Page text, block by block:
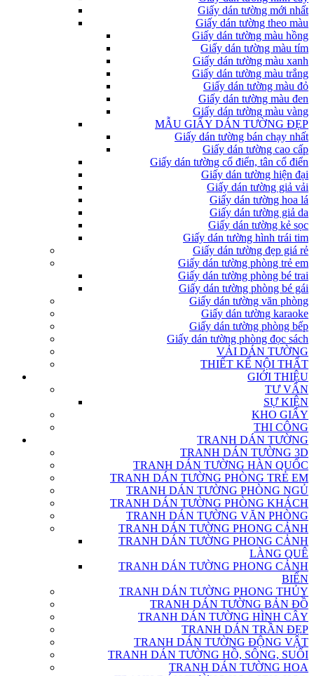
Giấy dán tường mới nhất
Giấy dán tường theo màu
Giấy dán tường màu hồng
Giấy dán tường màu tím
Giấy dán tường màu xanh
Giấy dán tường màu trắng
Giấy dán tường màu đỏ
Giấy dán tường màu đen
Giấy dán tường màu vàng
MẪU GIẤY DÁN TƯỜNG ĐẸP
Giấy dán tường bán chạy nhất
Giấy dán tường cao cấp
Giấy dán tường cổ điển, tân cổ điển
Giấy dán tường hiện đại
Giấy dán tường giả vải
Giấy dán tường hoa lá
Giấy dán tường giả da
Giấy dán tường kẻ sọc
Giấy dán tường hình trái tim
Giấy dán tường đẹp giá rẻ
Giấy dán tường phòng trẻ em
Giấy dán tường phòng bé trai
Giấy dán tường phòng bé gái
Giấy dán tường văn phòng
Giấy dán tường karaoke
Giấy dán tường phòng bếp
Giấy dán tường phòng đọc sách
VẢI DÁN TƯỜNG
THIẾT KẾ NỘI THẤT
GIỚI THIỆU
TƯ VẤN
SỰ KIỆN
KHO GIẤY
THI CÔNG
TRANH DÁN TƯỜNG
TRANH DÁN TƯỜNG 3D
TRANH DÁN TƯỜNG HÀN QUỐC
TRANH DÁN TƯỜNG PHÒNG TRẺ EM
TRANH DÁN TƯỜNG PHÒNG NGỦ
TRANH DÁN TƯỜNG PHÒNG KHÁCH
TRANH DÁN TƯỜNG VĂN PHÒNG
TRANH DÁN TƯỜNG PHONG CẢNH
TRANH DÁN TƯỜNG PHONG CẢNH
LÀNG QUÊ
TRANH DÁN TƯỜNG PHONG CẢNH
BIỂN
TRANH DÁN TƯỜNG PHONG THỦY
TRANH DÁN TƯỜNG BẢN ĐỒ
TRANH DÁN TƯỜNG HÌNH CÂY
TRANH DÁN TRẦN ĐẸP
TRANH DÁN TƯỜNG ĐỘNG VẬT
TRANH DÁN TƯỜNG HỒ, SÔNG, SUỐI
TRANH DÁN TƯỜNG HOA